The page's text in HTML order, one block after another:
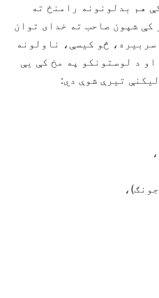
هم بدلونونه رامنځ ته
کې شپون صاحب ته خدای توان
څو کیسې، ناولونه
او د لوستونکو په مخ کې یې
تیرې شوې دي: